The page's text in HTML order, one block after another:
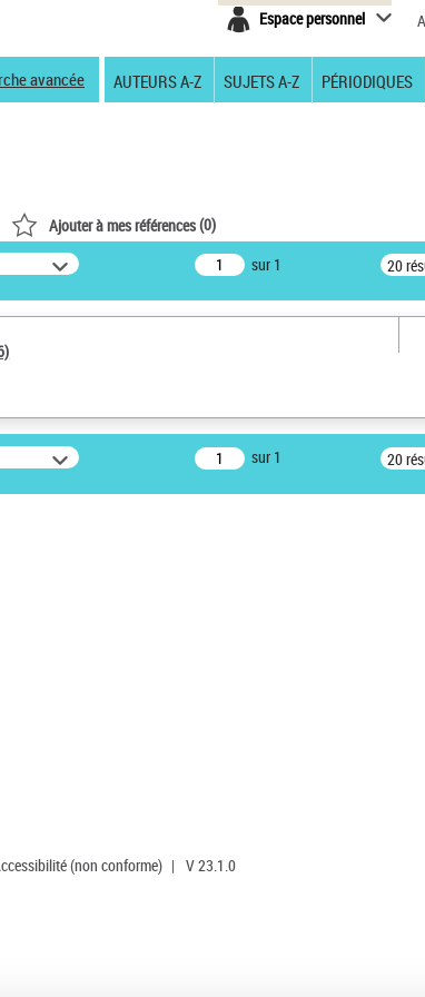
Espace personnel
avancée AUTEURS A-Z SUJETS A-Z PÉRIODIQUES
Ajouter à mes références(0)
sur 1 20
sur 1 20
(non conforme) | V 23.1.0